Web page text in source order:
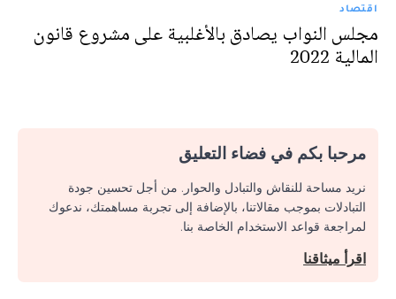
اقتصاد
مجلس النواب يصادق بالأغلبية على مشروع قانون
المالية 2022
مرحبا بكم في فضاء التعليق
نريد مساحة للنقاش والتبادل والحوار. من أجل تحسين جودة
التبادلات بموجب مقالاتنا، بالإضافة إلى تجربة مساهمتك، ندعوك
لمراجعة قواعد الاستخدام الخاصة بنا.
اقرأ ميثاقنا